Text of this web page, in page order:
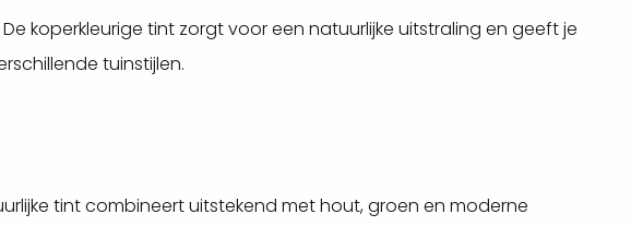
koperkleurige tint zorgt voor een natuurlijke uitstraling en geeft je
tuinstijlen.
tint combineert uitstekend met hout, groen en moderne